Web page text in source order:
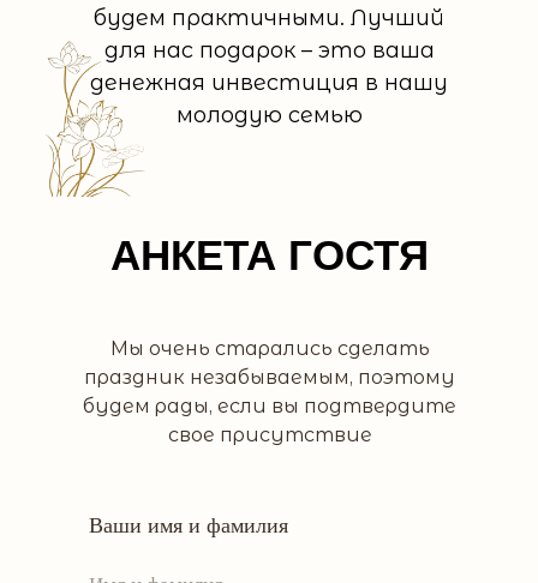
будем практичными. Лучший
для нас подарок – это ваша
денежная инвестиция в нашу
молодую семью
АНКЕТА ГОСТЯ
Мы очень старались сделать
праздник незабываемым, поэтому
будем рады, если вы подтвердите
свое присутствие
Ваши имя и фамилия